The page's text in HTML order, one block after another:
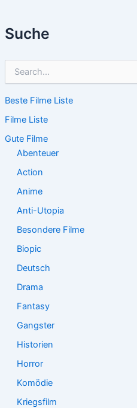
Suche
h
n
n
Beste Filme Liste
Filme Liste
Gute Filme
Abenteuer
Action
Anime
Anti-Utopia
Besondere Filme
Biopic
Deutsch
Drama
Fantasy
Gangster
Historien
Horror
Komödie
Kriegsfilm